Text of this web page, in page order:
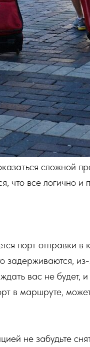
сложной
что все логично и
порт отправки в
задерживаются,
вас не будет, и
в маршруте,
не забудьте